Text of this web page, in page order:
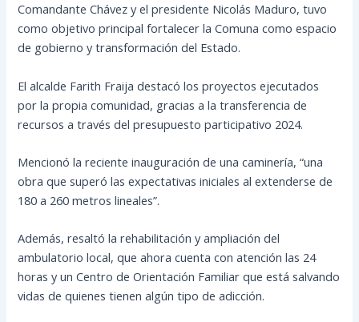
Comandante Chávez y el presidente Nicolás Maduro, tuvo
como objetivo principal fortalecer la Comuna como espacio
de gobierno y transformación del Estado.
El alcalde Farith Fraija destacó los proyectos ejecutados
por la propia comunidad, gracias a la transferencia de
recursos a través del presupuesto participativo 2024.
Mencionó la reciente inauguración de una caminería, “una
obra que superó las expectativas iniciales al extenderse de
180 a 260 metros lineales”.
Además, resaltó la rehabilitación y ampliación del
ambulatorio local, que ahora cuenta con atención las 24
horas y un Centro de Orientación Familiar que está salvando
vidas de quienes tienen algún tipo de adicción.